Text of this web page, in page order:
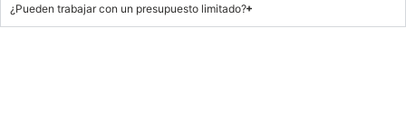
¿Pueden trabajar con un presupuesto limitado?